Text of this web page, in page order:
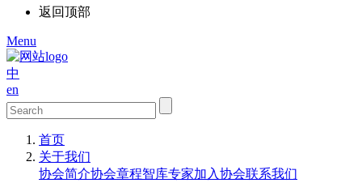
返回顶部
Menu
中
en
首页
关于我们
协会简介协会章程智库专家加入协会联系我们